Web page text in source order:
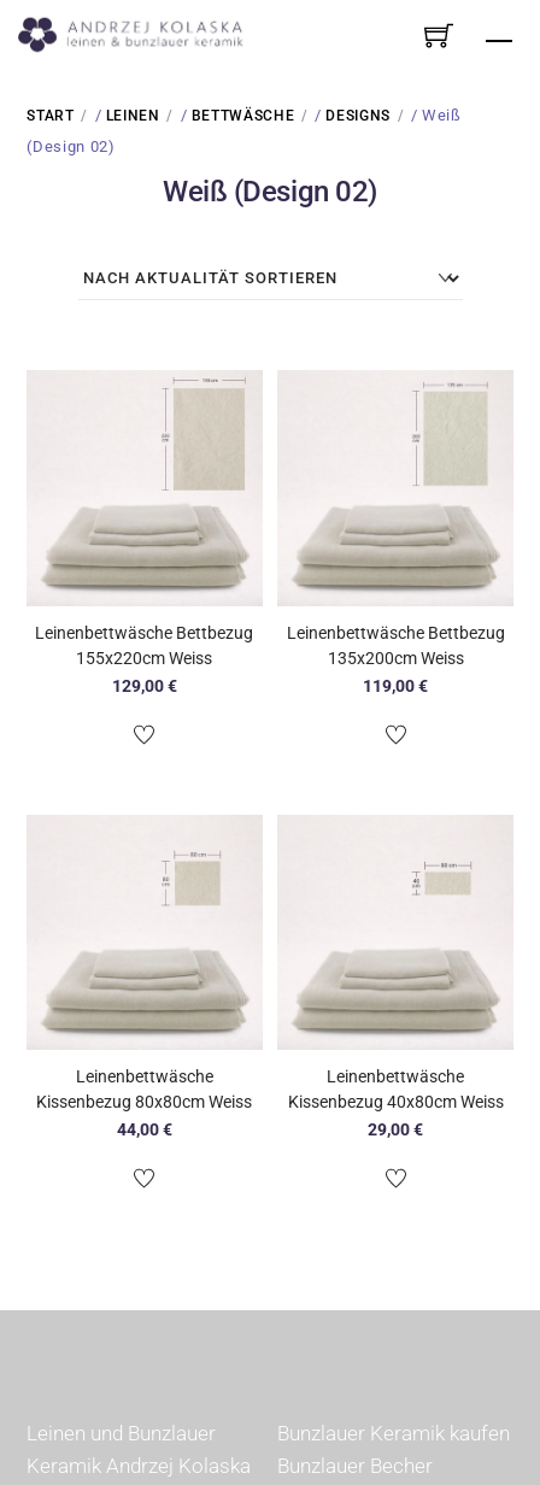
Skip
START / LEINEN / BETTWÄSCHE /DESIGNS
/ Weiß
(Design 02)
Weiß (Design 02)
Leinenbettwäsche Bettbezug
155x220cm Weiss
129,00€
Leinenbettwäsche Bettbezug
135x200cm Weiss
119,00€
Leinenbettwäsche
Kissenbezug 80x80cm Weiss
44,00€
Leinenbettwäsche
Kissenbezug 40x80cm Weiss
29,00€
Leinen und Bunzlauer
Keramik Andrzej Kolaska
Bunzlauer Keramik kaufen
Bunzlauer Becher